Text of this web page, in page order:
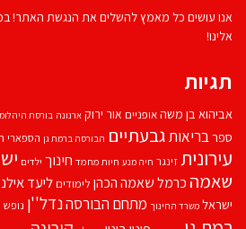
אנו עושים כל מאמץ להשלים את הנגשת האתר!
אלינו!
תגיות
אביהוא בן משהאופניים אור ירוק ארנונה בורסת
ספרבריאותגבעתיים הבורסה ברמת גן הספארי
עירוניתזינגר חיה מנע חיות מחמד חינוך ילדים
שאמה כרמל שאמה הכהן לימודים ליעד
ישראל משרד החינוך מתחם הבורסהנדל''ן נופש